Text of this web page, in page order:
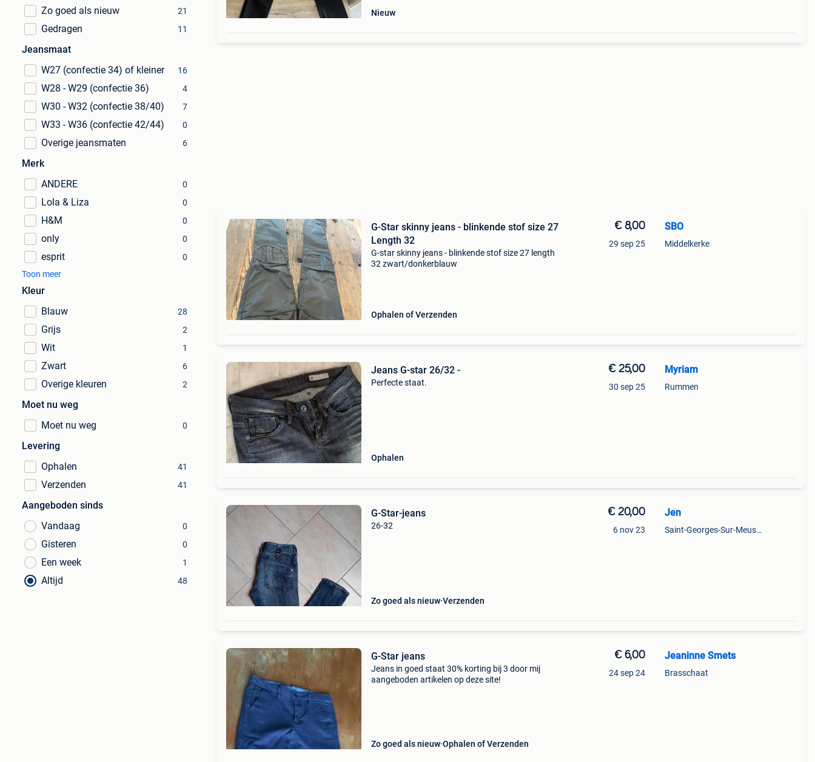
Zo goed als nieuw 21
Gedragen 11
Jeansmaat
W27 (confectie 34) of kleiner
16
W28 - W29 (confectie 36) 4
W30 - W32 (confectie 38/40) 7
W33 - W36 (confectie 42/44) 0
Overige jeansmaten 6
Merk
ANDERE
0
Lola & Liza 0
H&M 0
only 0
esprit
0
Toon meer
Kleur
Blauw
28
Grijs 2
Wit 1
Zwart 6
Overige kleuren 2
Moet nu weg
Moet nu weg
0
Levering
Ophalen
41
Verzenden 41
Aangeboden sinds
Vandaag
0
Gisteren 0
Een week 1
Altijd 48
Nieuw
G-Star skinny jeans - blinkende stof size 27
Length 32
G-star skinny jeans - blinkende stof size 27 length
32 zwart/donkerblauw
Ophalen of Verzenden
€ 8,00
29 sep 25
SBO
Middelkerke
Jeans G-star 26/32 -
Perfecte staat.
Ophalen
€ 25,00
30 sep 25
Myriam
Rummen
G-Star-jeans
26-32
Zo goed als nieuw Verzenden
€ 20,00
6 nov 23
Jen
Saint-Georges-Sur-Meuse+Partie De Hermalle-Sous-Huy
G-Star jeans
Jeans in goed staat 30% korting bij 3 door mij
aangeboden artikelen op deze site!
Zo goed als nieuw Ophalen of Verzenden
€ 6,00
24 sep 24
Jeaninne Smets
Brasschaat